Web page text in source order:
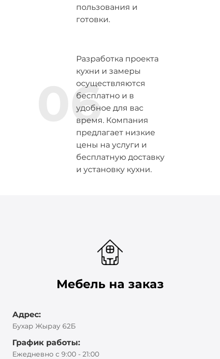
пользования и
готовки.
Разработка проекта
кухни и замеры
осуществляются
бесплатно и в
удобное для вас
время. Компания
предлагает низкие
цены на услуги и
бесплатную доставку
и установку кухни.
06
Мебель на заказ
Адрес:
Бухар Жырау 62Б
График работы:
Ежедневно с 9:00 - 21:00